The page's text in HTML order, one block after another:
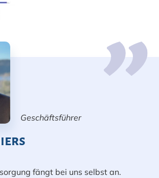
Geschäftsführer
fängt bei uns selbst an.